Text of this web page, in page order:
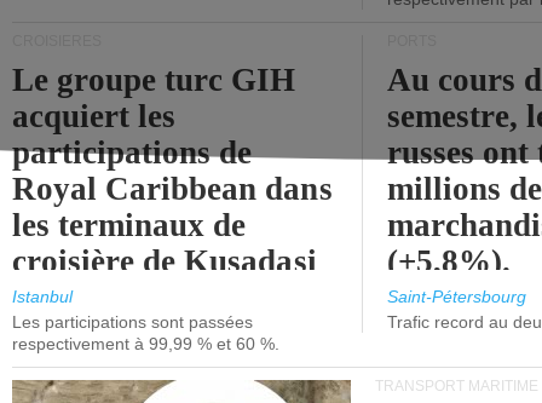
Le groupe turc GIH
acquiert les
participations de
Royal Caribbean dans
les terminaux de
croisière de Kusadasi
et de Lisbonne.
Istanbul
Les participations sont passées
respectivement à 99,99 % et 60 %.
Au cours
semestre,
russes
millions
(+5,8%).
Saint-Pétersbourg
Trafic record au
TRANSPORT MARITIME